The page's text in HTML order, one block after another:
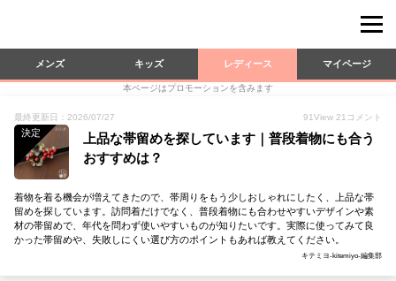
メンズ キッズ レディース マイページ
本ページはプロモーションを含みます
最終更新日：2026/07/27 91View 21 コメント
決定
上品な帯留めを探しています｜普段着物にも合う
おすすめは？
着物を着る機会が増えてきたので、帯周りをもう少しおしゃれにしたく、上品な帯
留めを探しています。訪問着だけでなく、普段着物にも合わせやすいデザインや素
材の帯留めで、年代を問わず使いやすいものが知りたいです。実際に使ってみて良
かった帯留めや、失敗しにくい選び方のポイントもあれば教えてください。
キテミヨ-kitemiyo-編集部